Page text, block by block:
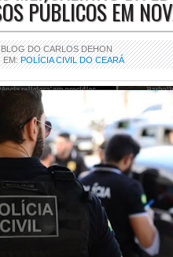
PÚBLICOS EM
BLOG DO CARLOS DEHON
EM:POLÍCIA CIVIL DO CEARÁ